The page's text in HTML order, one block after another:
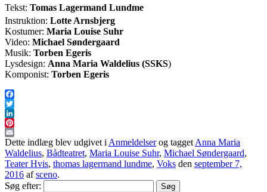
Tekst: Tomas Lagermand Lundme
Instruktion: Lotte Arnsbjerg
Kostumer: Maria Louise Suhr
Video: Michael Søndergaard
Musik: Torben Egeris
Lysdesign: Anna Maria Waldelius (SSKS)
Komponist: Torben Egeris
Facebook
Twitter
LinkedIn
Pinterest
Email
Dette indlæg blev udgivet i Anmeldelserog tagget Anna Maria
Waldelius, Bådteatret, Maria Louise Suhr, Michael Søndergaard,
Teater Hvis, thomas lagermand lundme, Voks den september 7,
2016 afsceno.
Søg efter: